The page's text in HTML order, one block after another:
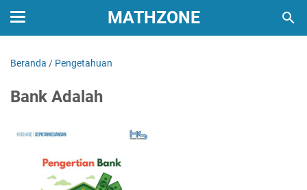
MATHZONE
Beranda / Pengetahuan
Bank Adalah